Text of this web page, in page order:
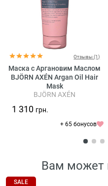
Отзывы (1)
Маска c Аргановим Маслом
BJÖRN AXÉN Argan Oil Hair
Mask
BJÖRN AXÉN
1 310 грн.
+ 65 бонусов
Вам может
SALE